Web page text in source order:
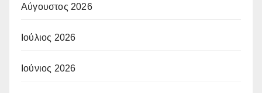
Αύγουστος 2026
Ιούλιος 2026
Ιούνιος 2026